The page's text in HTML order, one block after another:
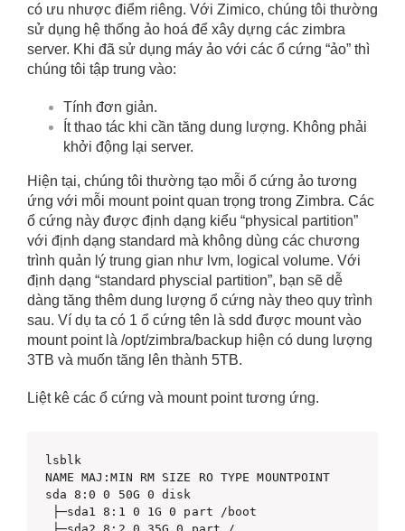
có ưu nhược điểm riêng. Với Zimico, chúng tôi thường
sử dụng hệ thống ảo hoá để xây dựng các zimbra
server. Khi đã sử dụng máy ảo với các ổ cứng “ảo” thì
chúng tôi tập trung vào:
Tính đơn giản.
Ít thao tác khi cần tăng dung lượng. Không phải
khởi động lại server.
Hiện tại, chúng tôi thường tạo mỗi ổ cứng ảo tương
ứng với mỗi mount point quan trọng trong Zimbra. Các
ổ cứng này được định dạng kiểu “physical partition”
với định dạng standard mà không dùng các chương
trình quản lý trung gian như lvm, logical volume. Với
định dạng “standard physcial partition”, bạn sẽ dễ
dàng tăng thêm dung lượng ổ cứng này theo quy trình
sau. Ví dụ ta có 1 ổ cứng tên là sdd được mount vào
mount point là /opt/zimbra/backup hiện có dung lượng
3TB và muốn tăng lên thành 5TB.
Liệt kê các ổ cứng và mount point tương ứng.
lsblk
NAME MAJ:MIN RM SIZE RO TYPE MOUNTPOINT
sda 8:0 0 50G 0 disk
├─sda1 8:1 0 1G 0 part /boot